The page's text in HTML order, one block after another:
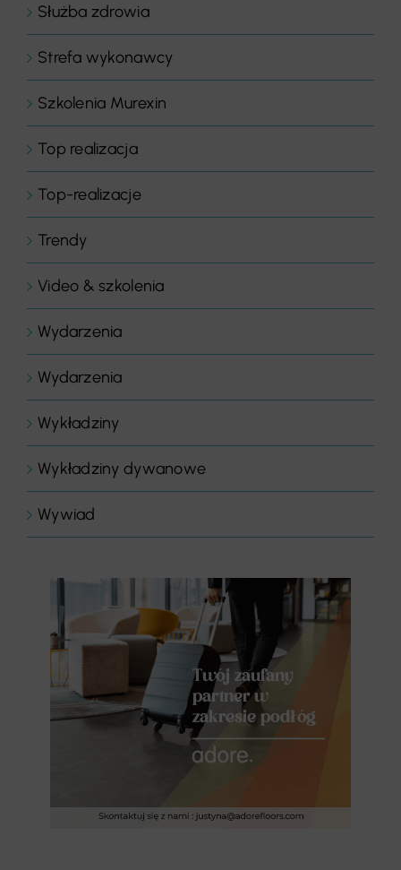
Służba zdrowia
Strefa wykonawcy
Szkolenia Murexin
Top realizacja
Top-realizacje
Trendy
Video & szkolenia
Wydarzenia
Wydarzenia
Wykładziny
Wykładziny dywanowe
Wywiad